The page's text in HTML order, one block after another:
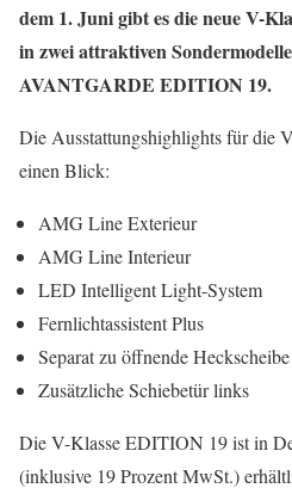
dem 1. Juni gibt es die neue V-
in zwei attraktiven
AVANTGARDE EDITION 19.
Die Ausstattungshighlights für die
einen Blick:
AMG Line Exterieur
AMG Line Interieur
LED Intelligent Light-System
Fernlichtassistent Plus
Separat zu öffnende Heckscheibe
Zusätzliche Schiebetür links
Die V-Klasse EDITION 19 ist in
(inklusive 19 Prozent MwSt.)